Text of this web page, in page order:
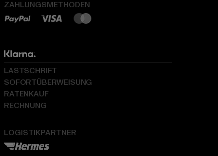
ZAHLUNGSMETHODEN
LOGISTIKPARTNER
LASTSCHRIFT
SOFORTÜBERWEISUNG
RATENKAUF
RECHNUNG